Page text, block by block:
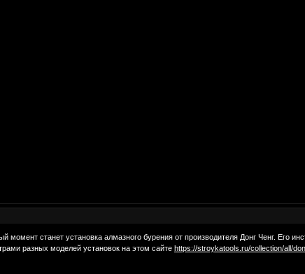
станет установка алмазного бурения от производителя Донг Ченг. Его
разных моделей установок на этом сайтеhttps://stroykatools.ru/collection/all/